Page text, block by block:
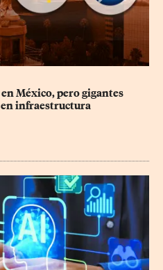
México, pero gigantes
infraestructura